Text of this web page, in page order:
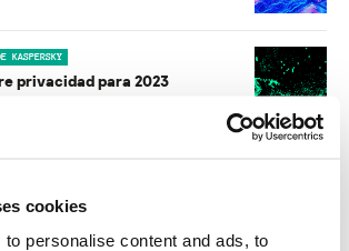
cookies
personalise content and ads, to
KASPERSKY
privacidad para 2023